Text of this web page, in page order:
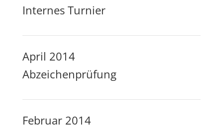
Internes Turnier
April 2014
Abzeichenprüfung
Februar 2014